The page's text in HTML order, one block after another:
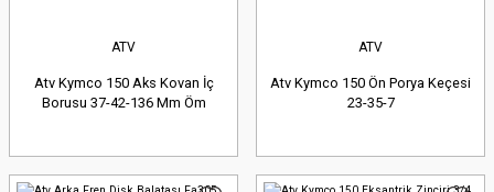
ATV
Atv Kymco 150 Aks Kovan İç
Borusu 37-42-136 Mm Öm
ATV
Atv Kymco 150 Ön Porya Keçesi
23-35-7